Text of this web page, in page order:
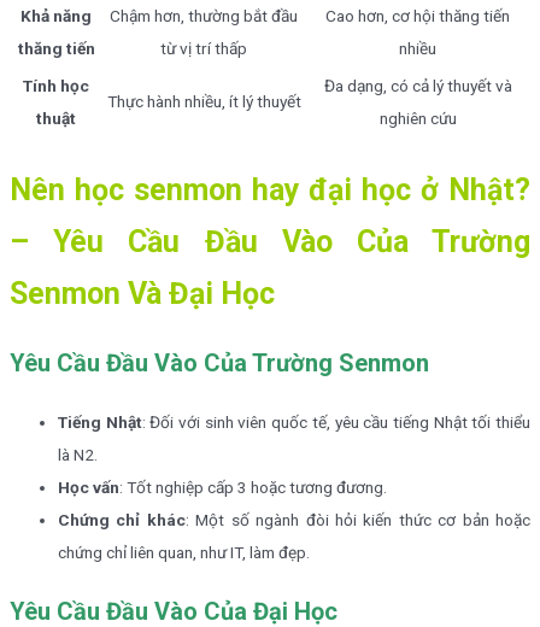
Khả năng
thăng tiến
Chậm hơn, thường bắt đầu
từ vị trí thấp
Cao hơn, cơ hội thăng tiến
nhiều
Tính học
thuật
Thực hành nhiều, ít lý thuyết
Đa dạng, có cả lý thuyết và
nghiên cứu
Nên học senmon hay đại học ở Nhật?
– Yêu Cầu Đầu Vào Của Trường
Senmon Và Đại Học
Yêu Cầu Đầu Vào Của Trường Senmon
Tiếng Nhật: Đối với sinh viên quốc tế, yêu cầu tiếng Nhật tối thiểu
là N2.
Học vấn: Tốt nghiệp cấp 3 hoặc tương đương.
Chứng chỉ khác: Một số ngành đòi hỏi kiến thức cơ bản hoặc
chứng chỉ liên quan, như IT, làm đẹp.
Yêu Cầu Đầu Vào Của Đại Học